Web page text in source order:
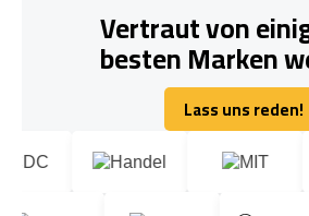
Vertraut von
besten Marken
Lass uns reden!
Lass uns reden!